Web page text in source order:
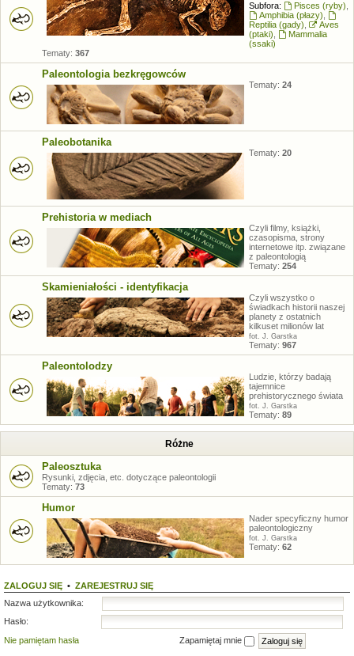
Subfora: Pisces (ryby)
Amphibia (płazy)
Reptilia (gady)
Aves
(ptaki)
Mammalia
(ssaki)
Tematy: 367
Paleontologia bezkręgowców
Tematy: 24
Paleobotanika
Tematy: 20
Prehistoria w mediach
Czyli filmy, książki,
czasopisma, strony
internetowe itp. związane
z paleontologią
Tematy: 254
Skamieniałości - identyfikacja
Czyli wszystko o
świadkach historii naszej
planety z ostatnich
kilkuset milionów lat
fot. J. Garstka
Tematy: 967
Paleontolodzy
Ludzie, którzy badają
tajemnice
prehistorycznego świata
fot. J. Garstka
Tematy: 89
Różne
Paleosztuka
Rysunki, zdjęcia, etc. dotyczące paleontologii
Tematy: 73
Humor
Nader specyficzny humor
paleontologiczny
fot. J. Garstka
Tematy: 62
ZALOGUJ SIĘ • ZAREJESTRUJ SIĘ
Nazwa użytkownika:
Hasło:
Nie pamiętam hasła
Zapamiętaj mnie